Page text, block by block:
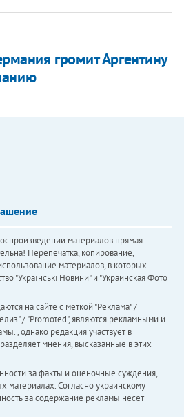
громит Аргентину
материалов прямая
Перепечатка, копирование,
материалов, в которых
"Українськi Новини" и "Украинская Фото
на сайте с меткой "Реклама" /
/ "Promoted", являются рекламными и
, однако редакция участвует в
мнения, высказанные в этих
за факты и оценочные суждения,
материалах. Согласно украинскому
за содержание рекламы несет